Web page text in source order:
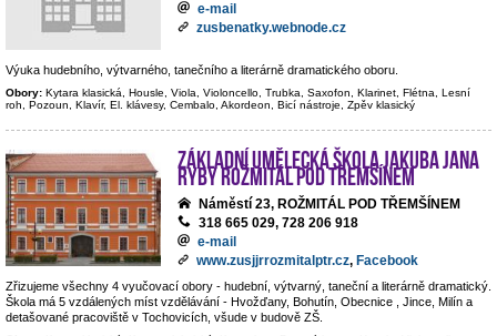
e-mail
zusbenatky.webnode.cz
Výuka hudebního, výtvarného, tanečního a literárně dramatického oboru.
Obory: Kytara klasická, Housle, Viola, Violoncello, Trubka, Saxofon, Klarinet, Flétna, Lesní
roh, Pozoun, Klavír, El. klávesy, Cembalo, Akordeon, Bicí nástroje, Zpěv klasický
Základní umělecká škola Jakuba Jana
Ryby Rožmitál pod Třemšínem
Náměstí 23, ROŽMITÁL POD TŘEMŠÍNEM
318 665 029, 728 206 918
e-mail
www.zusjjrrozmitalptr.cz, Facebook
Zřizujeme všechny 4 vyučovací obory - hudební, výtvarný, taneční a literárně dramatický.
Škola má 5 vzdálených míst vzdělávání - Hvožďany, Bohutín, Obecnice , Jince, Milín a
detašované pracoviště v Tochovicích, všude v budově ZŠ.